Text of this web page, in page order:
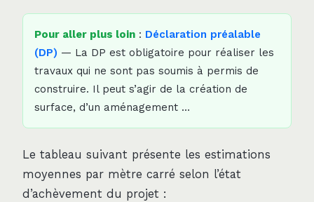
Pour aller plus loin : Déclaration préalable
(DP) — La DP est obligatoire pour réaliser les
travaux qui ne sont pas soumis à permis de
construire. Il peut s’agir de la création de
surface, d’un aménagement …
Le tableau suivant présente les estimations
moyennes par mètre carré selon l’état
d’achèvement du projet :